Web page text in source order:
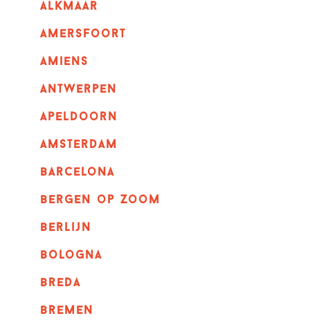
alkmaar
amersfoort
amiens
Antwerpen
apeldoorn
Amsterdam
barcelona
bergen op zoom
berlijn
bologna
breda
bremen